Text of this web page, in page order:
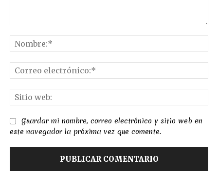
Guardar mi nombre, correo electrónico y sitio web en
este navegador la próxima vez que comente.